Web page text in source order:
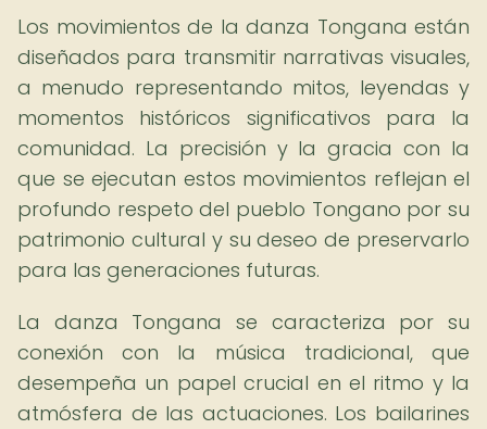
Los movimientos de la danza Tongana están
diseñados para transmitir narrativas visuales,
a menudo representando mitos, leyendas y
momentos históricos significativos para la
comunidad. La precisión y la gracia con la
que se ejecutan estos movimientos reflejan el
profundo respeto del pueblo Tongano por su
patrimonio cultural y su deseo de preservarlo
para las generaciones futuras.
La danza Tongana se caracteriza por su
conexión con la música tradicional, que
desempeña un papel crucial en el ritmo y la
atmósfera de las actuaciones. Los bailarines